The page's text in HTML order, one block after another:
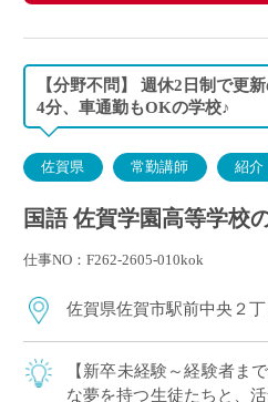
【分野不問】 週休2日制で更
4分、車通勤もOKの学校♪
佐賀県 常勤講師 紹介
国語 佐賀学園高等学校
仕事NO：F262-2605-010kok
佐賀県佐賀市駅前中央２丁
【新卒未経験～経験者ま
な夢を持つ生徒たちと、